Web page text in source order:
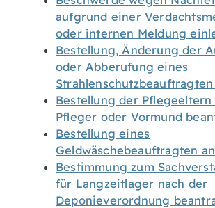
aufgrund einer
oder internen Meldung
Bestellung, Änderung der
oder Abberufung eines
Bestellung der Pflegeeltern
Pfleger oder Vormund
Bestellung eines
Geldwäschebeauftragten
Bestimmung zum
für Langzeitlager nach der
Deponieverordnung